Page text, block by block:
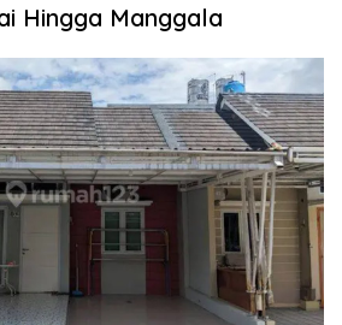
Hingga Manggala